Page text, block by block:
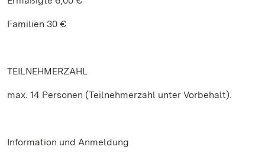
Familien 30 €
TEILNEHMERZAHL
max. 14 Personen (Teilnehmerzahl unter Vorbehalt).
Information und Anmeldung